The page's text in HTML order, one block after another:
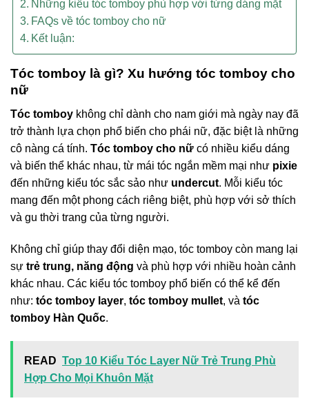
Những kiểu tóc tomboy phù hợp với từng dáng mặt
FAQs về tóc tomboy cho nữ
Kết luận:
Tóc tomboy là gì? Xu hướng tóc tomboy cho
nữ
Tóc tomboy không chỉ dành cho nam giới mà ngày nay đã
trở thành lựa chọn phổ biến cho phái nữ, đặc biệt là những
cô nàng cá tính. Tóc tomboy cho nữ có nhiều kiểu dáng
và biến thể khác nhau, từ mái tóc ngắn mềm mại như pixie
đến những kiểu tóc sắc sảo như undercut. Mỗi kiểu tóc
mang đến một phong cách riêng biệt, phù hợp với sở thích
và gu thời trang của từng người.
Không chỉ giúp thay đổi diện mạo, tóc tomboy còn mang lại
sự trẻ trung, năng động và phù hợp với nhiều hoàn cảnh
khác nhau. Các kiểu tóc tomboy phổ biến có thể kể đến
như: tóc tomboy layer, tóc tomboy mullet, và tóc
tomboy Hàn Quốc.
READ Top 10 Kiểu Tóc Layer Nữ Trẻ Trung Phù
Hợp Cho Mọi Khuôn Mặt